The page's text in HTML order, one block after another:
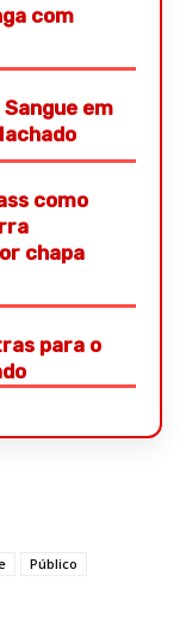
com
em
como
chapa
para o
Público